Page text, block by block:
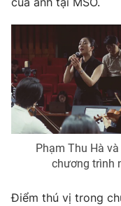
Phạm Thu Hà
chương trình
Điểm thú vị trong